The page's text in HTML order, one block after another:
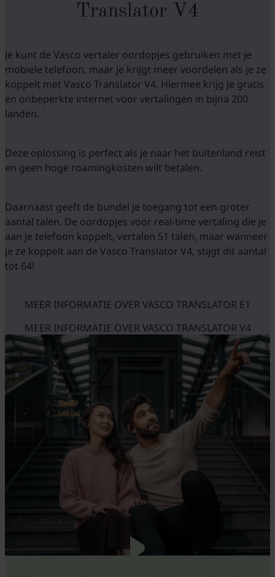
Translator V4
Je kunt de Vasco vertaler oordopjes gebruiken met je
mobiele telefoon, maar je krijgt meer voordelen als je ze
koppelt met Vasco Translator V4. Hiermee krijg je gratis
en onbeperkte internet voor vertalingen in bijna 200
landen.
Deze oplossing is perfect als je naar het buitenland reist
en geen hoge roamingkosten wilt betalen.
Daarnaast geeft de bundel je toegang tot een groter
aantal talen. De oordopjes voor real-time vertaling die je
aan je telefoon koppelt, vertalen 51 talen, maar wanneer
je ze koppelt aan de Vasco Translator V4, stijgt dit aantal
tot 64!
MEER INFORMATIE OVER VASCO TRANSLATOR E1
MEER INFORMATIE OVER VASCO TRANSLATOR V4